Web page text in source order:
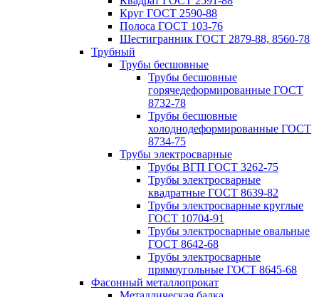
Круг ГОСТ 2590-88
Полоса ГОСТ 103-76
Шестигранник ГОСТ 2879-88, 8560-78
Трубный
Трубы бесшовные
Трубы бесшовные
горячедеформированные ГОСТ
8732-78
Трубы бесшовные
холоднодеформированные ГОСТ
8734-75
Трубы электросварные
Трубы ВГП ГОСТ 3262-75
Трубы электросварные
квадратные ГОСТ 8639-82
Трубы электросварные круглые
ГОСТ 10704-91
Трубы электросварные овальные
ГОСТ 8642-68
Трубы электросварные
прямоугольные ГОСТ 8645-68
Фасонный металлопрокат